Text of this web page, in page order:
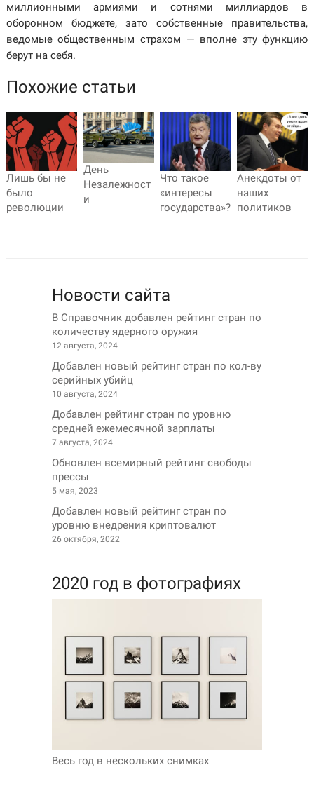
миллионными армиями и сотнями миллиардов в
оборонном бюджете, зато собственные правительства,
ведомые общественным страхом — вполне эту функцию
берут на себя.
Похожие статьи
Лишь бы не
было
революции
День
Незалежност
и
Что такое
«интересы
государства»?
Анекдоты от
наших
политиков
Новости сайта
В Справочник добавлен рейтинг стран по
количеству ядерного оружия
12 августа, 2024
Добавлен новый рейтинг стран по кол-ву
серийных убийц
10 августа, 2024
Добавлен рейтинг стран по уровню
средней ежемесячной зарплаты
7 августа, 2024
Обновлен всемирный рейтинг свободы
прессы
5 мая, 2023
Добавлен новый рейтинг стран по
уровню внедрения криптовалют
26 октября, 2022
2020 год в фотографиях
Весь год в нескольких снимках